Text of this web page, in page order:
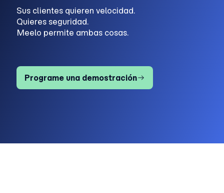
Sus clientes quieren velocidad.
Quieres seguridad.
Meelo permite ambas cosas.
Programe una demostración